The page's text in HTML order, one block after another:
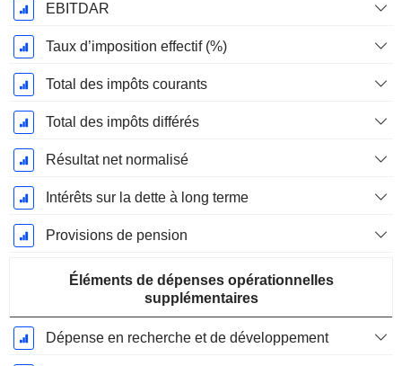
EBITDAR
Taux d’imposition effectif (%)
Total des impôts courants
Total des impôts différés
Résultat net normalisé
Intérêts sur la dette à long terme
Provisions de pension
Éléments de dépenses opérationnelles
supplémentaires
Dépense en recherche et de développement